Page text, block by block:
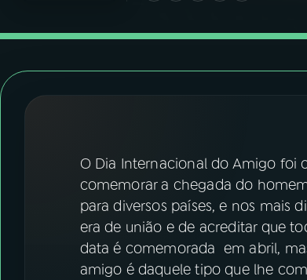
ACOMPANHE A RÁDIO NACIONAL
YouTube Facebook
Instagram X
O Dia Internacional do Amigo foi
comemorar a chegada do
para diversos países, e nos mais
era de união e de acreditar que
data é comemorada em abril,
amigo é daquele tipo que lhe